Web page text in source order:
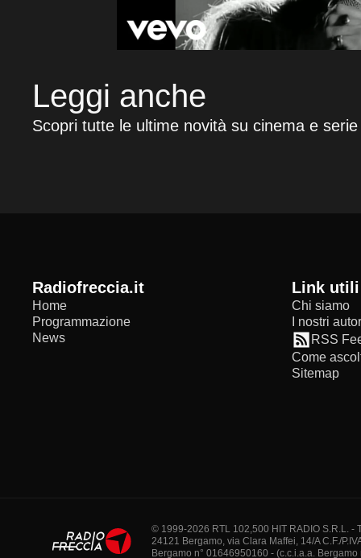
Leggi anche
Scopri tutte le ultime novità su cinema e serie
radiofreccia.it
Home
Programmazione
News
Link utili
Chi siamo
I nostri
RSS
Come
Sitemap
© 1999-2026 RTL 102,500 HIT RADIO S.R.L. -
24121 Bergamo, via Clara Maffei, 14/A C.F./
Bergamo n° 01646950160 - (c.c.i.a.a. Bergamo